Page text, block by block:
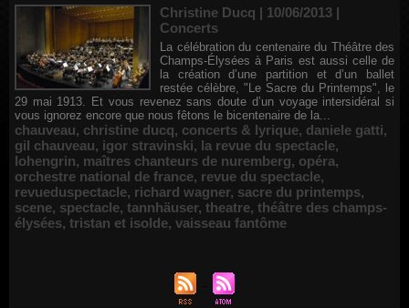
Christine Ducq | 10/06/2013 |
Concerts
La célébration du centenaire du Théâtre des
Champs-Élysées à Paris est aussi celle de
la création d’une partition et d’un ballet
restée célèbre, "Le Sacre du Printemps", le
29 mai 1913. Et vous revenez sans doute d’un voyage intersidéral si
vous ignorez encore que nous fêtons le bicentenaire de la...
chauveau, christine ducq, concerts & lyrique, daniele gatti,
gil chauveau, igor stravinski, la revue du spectacle,
lohengrin, maîtres chanteurs de nuremberg, opéra,
orchestre national de france, revue du spectacle,
revueduspectacle, richard wagner, sacre du printemps,
scene, spectacle, tannhäuser, theatre, théâtre des champs-
élysées, tristan et isolde, vaisseau fantôme